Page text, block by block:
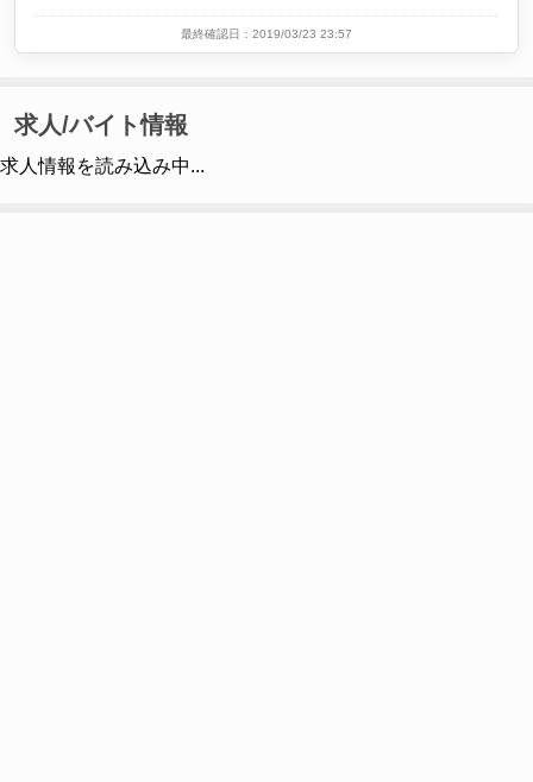
最終確認日：2019/03/23 23:57
求人/バイト情報
求人情報を読み込み中...